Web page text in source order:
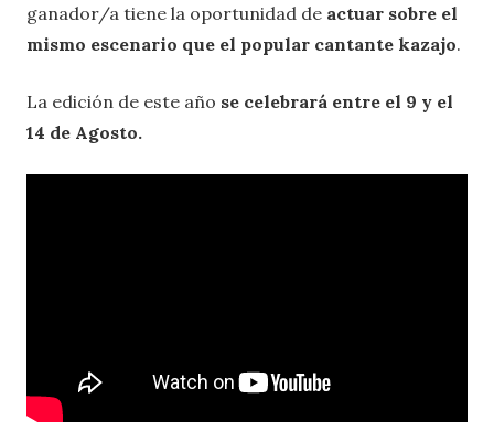
ganador/a tiene la oportunidad de actuar sobre el
mismo escenario que el popular cantante kazajo.
La edición de este año se celebrará entre el 9 y el
14 de Agosto.